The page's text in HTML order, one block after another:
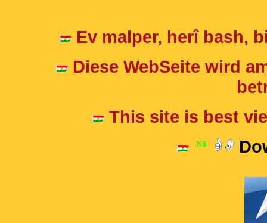
Ev malper, herî bash,
Diese WebSeite wird
This site is best